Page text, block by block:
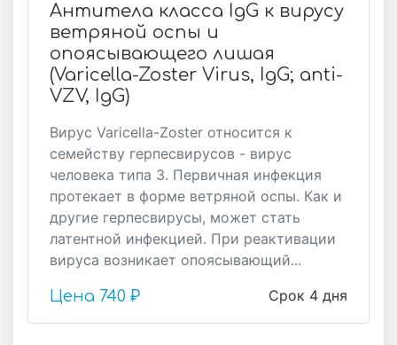
Антитела класса IgG к вирусу
ветряной оспы и
опоясывающего лишая
(Varicella-Zoster Virus, IgG; anti-
VZV, IgG)
Вирус Varicella-Zoster относится к
семейству герпесвирусов - вирус
человека типа 3. Первичная инфекция
протекает в форме ветряной оспы. Как и
другие герпесвирусы, может стать
латентной инфекцией. При реактивации
вируса возникает опоясывающий...
Срок 4 дня
Цена 740 ₽